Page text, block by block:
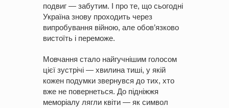
подвиг — забутим. І про те, що сьогодні
Україна знову проходить через
випробування війною, але обов’язково
вистоїть і переможе.
Мовчання стало найгучнішим голосом
цієї зустрічі — хвилина тиші, у якій
кожен подумки звернувся до тих, хто
вже не повернеться. До підніжжя
меморіалу лягли квіти — як символ